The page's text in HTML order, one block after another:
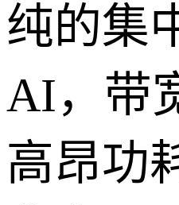
纯的集
AI，带
高昂功